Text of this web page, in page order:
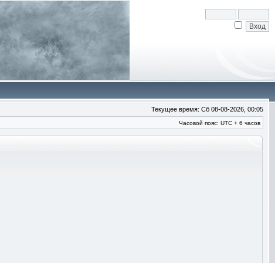
Текущее время: Сб 08-08-2026, 00:05
Часовой пояс: UTC + 6 часов